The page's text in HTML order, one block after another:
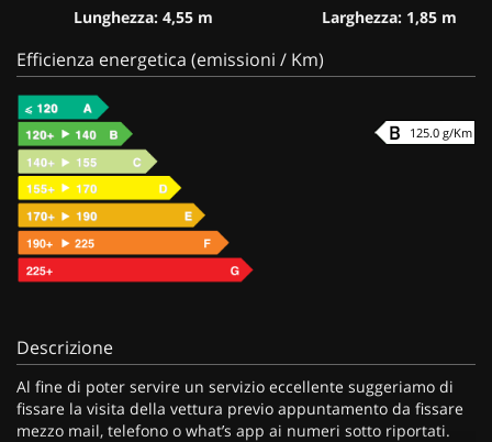
Lunghezza: 4,55 m Larghezza: 1,85 m
Efficienza energetica (emissioni / Km)
125.0 g/Km
Descrizione
Al fine di poter servire un servizio eccellente suggeriamo di
fissare la visita della vettura previo appuntamento da fissare
mezzo mail, telefono o what’s app ai numeri sotto riportati.